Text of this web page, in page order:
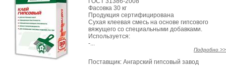
Фасовка 30 кг
Продукция сертифицирована
Сухая клеевая смесь на основе гипсового
вяжущего со специальными добавками.
Используется:
-...
Подробно >>
Поставщик: Ангарский гипсовый завод